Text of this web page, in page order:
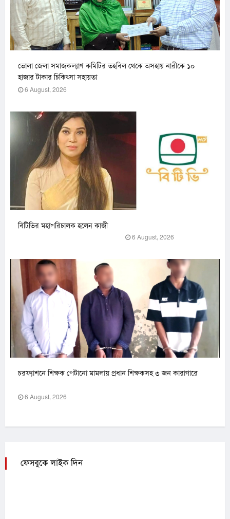
ভোলা জেলা সমাজকল্যাণ কমিটির তহবিল থেকে অসহায় নারীকে ১০
হাজার টাকার চিকিৎসা সহায়তা
6 August, 2026
বিটিভির মহাপরিচালক হলেন কাজী
6 August, 2026
চরফ্যাশনে শিক্ষক পেটানো মামলায় প্রধান শিক্ষকসহ ৩ জন কারাগারে
6 August, 2026
ফেসবুকে লাইক দিন